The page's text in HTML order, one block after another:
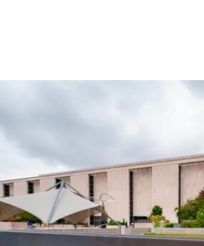
Qasimi）因被认为偏袒支持巴勒
而受到批评。对此，悉尼双年展否
作为2028年悉尼双年展艺术总监
计划在展览筹备阶段与澳大利亚原
流。他在接受《艺术新闻》采访
群对我策展实践的重要影响之一
考的时间跨度不再局限于双年展